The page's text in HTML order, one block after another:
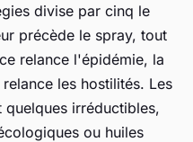
divise par cinq le
précède le spray, tout
relance l'épidémie, la
les hostilités. Les
quelques irréductibles,
ou huiles